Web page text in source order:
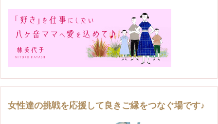
女性達の挑戦を応援して良きご縁をつなぐ場です♪